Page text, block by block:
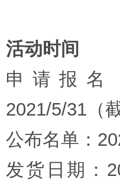
活动时间
申请报名
2021/5/31（
公布名单：
发货日期：